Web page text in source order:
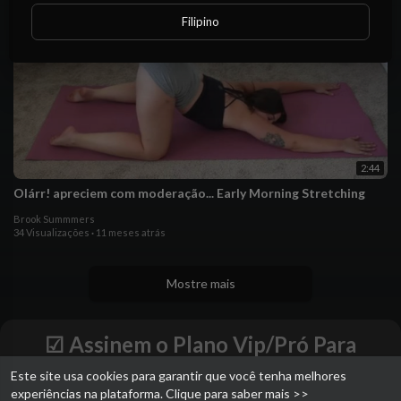
Este site usa cookies para garantir que você tenha melhores
experiências na plataforma.Clique para saber mais >>
2:44
Olárr! apreciem com moderação... Early Morning Stretching
Brook Summmers
34 Visualizações · 11 meses atrás
Mostre mais
☑ Assinem o Plano Vip/Pró Para
Faturarem & Assistirem aos Vídeos
Completos - Sem Cortes - Sem
Filipino